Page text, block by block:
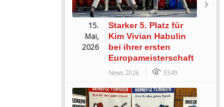
15.
Mai,
2026
Starker 5. Platz für
Kim Vivian Habulin
bei ihrer ersten
Europameisterschaft
News 2026 3349